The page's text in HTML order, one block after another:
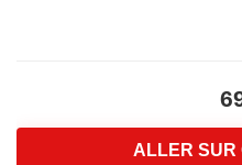
ALLER SUR